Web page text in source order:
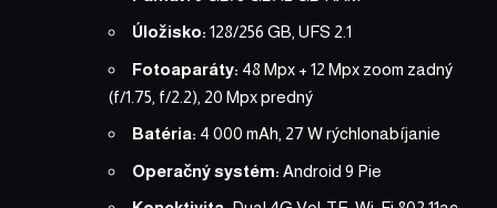
Úložisko: 128/256 GB, UFS 2.1
Fotoaparáty: 48 Mpx + 12 Mpx zoom zadný
(f/1.75, f/2.2), 20 Mpx predný
Batéria: 4 000 mAh, 27 W rýchlonabíjanie
Operačný systém: Android 9 Pie